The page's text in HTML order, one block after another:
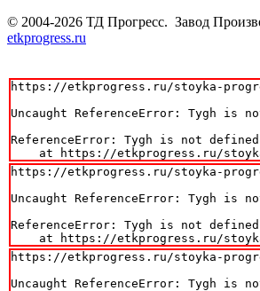
© 2004-2026 ТД Прогресс. Завод
etkprogress.ru
https://etkprogress.ru/stoyka-
Uncaught ReferenceError: Tygh is
ReferenceError: Tygh is not defined
at https://etkprogress.ru/
https://etkprogress.ru/stoyka-
Uncaught ReferenceError: Tygh is
ReferenceError: Tygh is not defined
at https://etkprogress.ru/
https://etkprogress.ru/stoyka-
Uncaught ReferenceError: Tygh is